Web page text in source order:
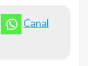
Canal